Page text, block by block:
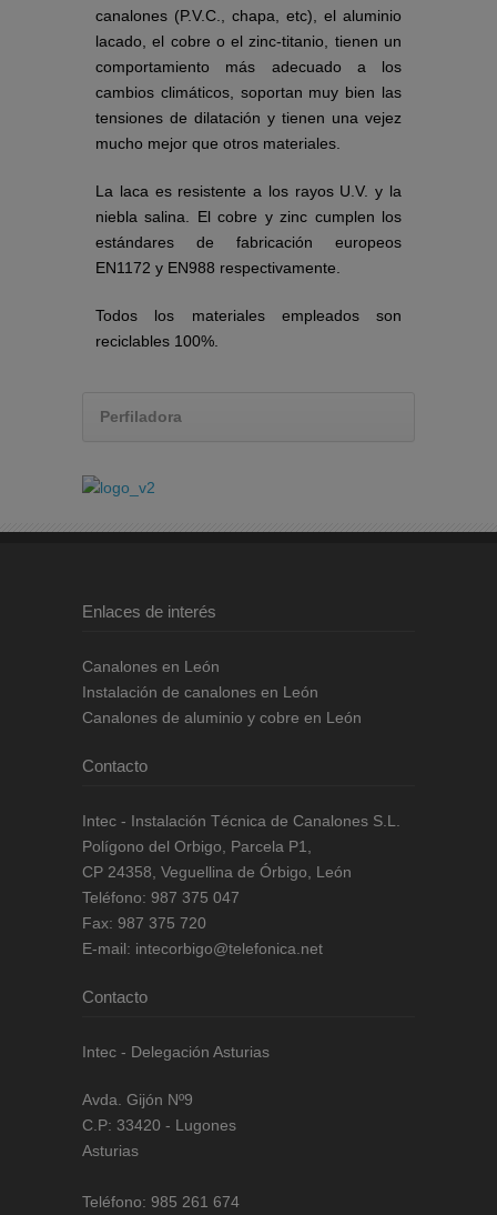
canalones (P.V.C., chapa, etc), el aluminio
lacado, el cobre o el zinc-titanio, tienen un
comportamiento más adecuado a los
cambios climáticos, soportan muy bien las
tensiones de dilatación y tienen una vejez
mucho mejor que otros materiales.
La laca es resistente a los rayos U.V. y la
niebla salina. El cobre y zinc cumplen los
estándares de fabricación europeos
EN1172 y EN988 respectivamente.
Todos los materiales empleados son
reciclables 100%.
Perfiladora
Enlaces de interés
Canalones en León
Instalación de canalones en León
Canalones de aluminio y cobre en León
Contacto
Intec - Instalación Técnica de Canalones S.L.
Polígono del Orbigo, Parcela P1
CP 24358 Veguellina de Órbigo, León
Teléfono: 987 375 047
Fax: 987 375 720
E-mail: intecorbigo@telefonica.net
Contacto
Intec - Delegación Asturias
Avda. Gijón Nº9
C.P: 33420 - Lugones
Asturias
Teléfono: 985 261 674